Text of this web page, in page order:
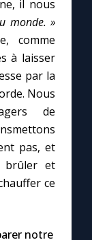
il nous
monde. »
comme
à laisser
par la
Nous
de
pas, et
brûler et
ce
notre